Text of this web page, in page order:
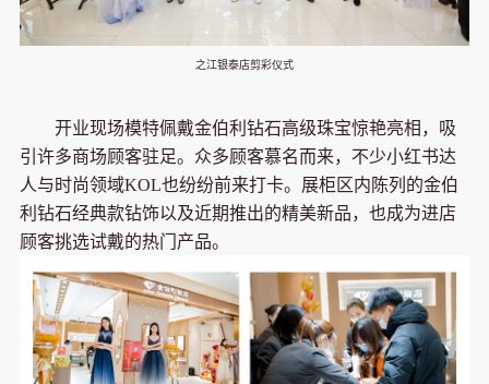
之江银泰店剪彩仪式
开业现场模特佩戴金伯利钻石高级珠宝惊艳亮相，吸
引许多商场顾客驻足。众多顾客慕名而来，不少小红书达
人与时尚领域KOL也纷纷前来打卡。展柜区内陈列的金伯
利钻石经典款钻饰以及近期推出的精美新品，也成为进店
顾客挑选试戴的热门产品。